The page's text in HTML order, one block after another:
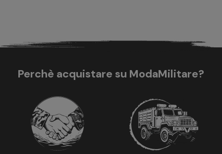
Perchè acquistare su ModaMilitare?